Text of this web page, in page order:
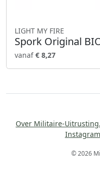
LIGHT MY FIRE
Spork Original
vanaf€ 8,27
Over Militaire-
Instagram
© 2026